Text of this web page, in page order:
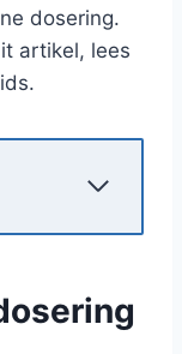
dosering.
artikel, lees